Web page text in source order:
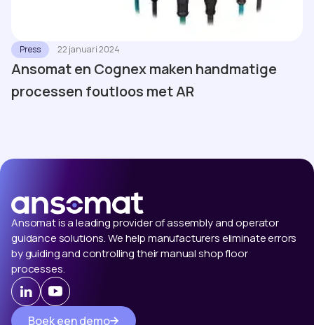
Press 22 januari 2024
Ansomat en Cognex maken handmatige
processen foutloos met AR
Ansomat is a leading provider of assembly and operator
guidance solutions. We help manufacturers eliminate errors
by guiding and controlling their manual shop floor
processes.
Boek een demo